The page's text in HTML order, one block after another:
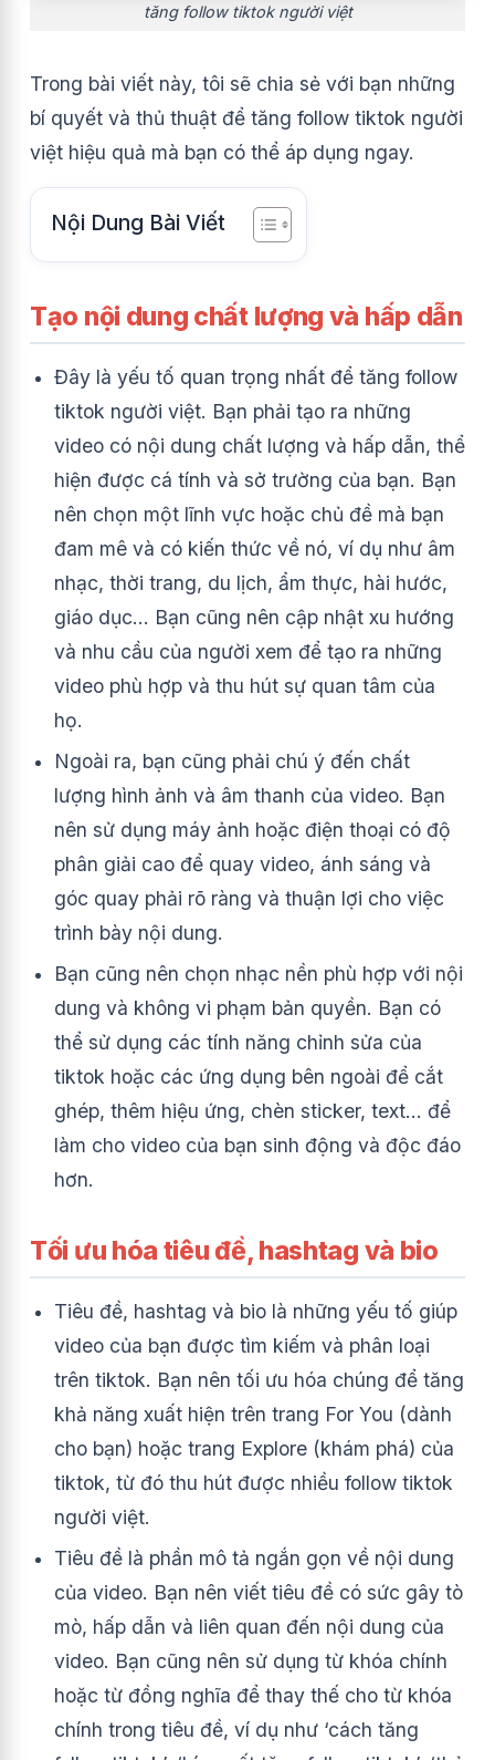
tăng follow tiktok người việt
Trong bài viết này, tôi sẽ chia sẻ với bạn những
bí quyết và thủ thuật để tăng follow tiktok người
việt hiệu quả mà bạn có thể áp dụng ngay.
Nội Dung Bài Viết
Tạo nội dung chất lượng và hấp dẫn
Đây là yếu tố quan trọng nhất để tăng follow
tiktok người việt. Bạn phải tạo ra những
video có nội dung chất lượng và hấp dẫn, thể
hiện được cá tính và sở trường của bạn. Bạn
nên chọn một lĩnh vực hoặc chủ đề mà bạn
đam mê và có kiến thức về nó, ví dụ như âm
nhạc, thời trang, du lịch, ẩm thực, hài hước,
giáo dục… Bạn cũng nên cập nhật xu hướng
và nhu cầu của người xem để tạo ra những
video phù hợp và thu hút sự quan tâm của
họ.
Ngoài ra, bạn cũng phải chú ý đến chất
lượng hình ảnh và âm thanh của video. Bạn
nên sử dụng máy ảnh hoặc điện thoại có độ
phân giải cao để quay video, ánh sáng và
góc quay phải rõ ràng và thuận lợi cho việc
trình bày nội dung.
Bạn cũng nên chọn nhạc nền phù hợp với nội
dung và không vi phạm bản quyền. Bạn có
thể sử dụng các tính năng chỉnh sửa của
tiktok hoặc các ứng dụng bên ngoài để cắt
ghép, thêm hiệu ứng, chèn sticker, text… để
làm cho video của bạn sinh động và độc đáo
hơn.
Tối ưu hóa tiêu đề, hashtag và bio
Tiêu đề, hashtag và bio là những yếu tố giúp
video của bạn được tìm kiếm và phân loại
trên tiktok. Bạn nên tối ưu hóa chúng để tăng
khả năng xuất hiện trên trang For You (dành
cho bạn) hoặc trang Explore (khám phá) của
tiktok, từ đó thu hút được nhiều follow tiktok
người việt.
Tiêu đề là phần mô tả ngắn gọn về nội dung
của video. Bạn nên viết tiêu đề có sức gây tò
mò, hấp dẫn và liên quan đến nội dung của
video. Bạn cũng nên sử dụng từ khóa chính
hoặc từ đồng nghĩa để thay thế cho từ khóa
chính trong tiêu đề, ví dụ như ‘cách tăng